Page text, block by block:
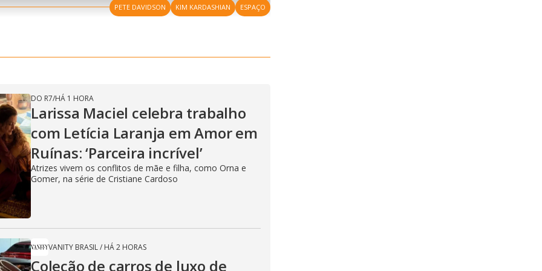
l
a
y
V
i
i
l
c
P r
PETE DAVIDSON KIM KARDASHIAN ESPAÇO
DO R7/HÁ 1 HORA
Larissa Maciel celebra trabalho
com Letícia Laranja em Amor em
Ruínas: ‘Parceira incrível’
Atrizes vivem os conflitos de mãe e filha, como Orna e
Gomer, na série de Cristiane Cardoso
VANITY BRASIL/ HÁ 2 HORAS
Coleção de carros de luxo de